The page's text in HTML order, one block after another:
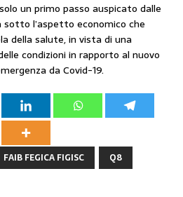
un primo passo auspicato dalle
sotto l’aspetto economico che
della salute, in vista di una
condizioni in rapporto al nuovo
da Covid-19.
FAIB FEGICA FIGISC Q8